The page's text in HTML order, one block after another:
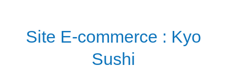
Site E-commerce : Kyo
Sushi